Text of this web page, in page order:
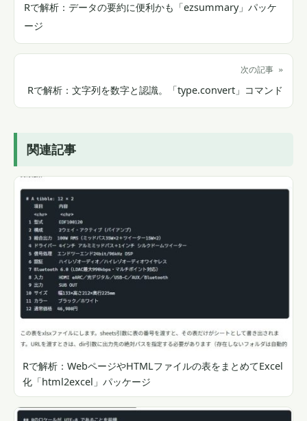
Rで解析：データの要約に便利かも「ezsummary」パッケ
ージ
次の記事 »
Rで解析：文字列を数字と認識。「type.convert」コマンド
関連記事
Rで解析：WebページやHTMLファイルの表をまとめてExcel
化「html2excel」パッケージ